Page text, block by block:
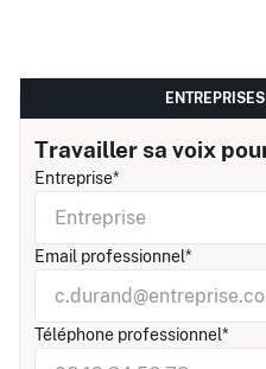
Travailler sa voix
Entreprise*
Email professionnel*
Téléphone professionnel*